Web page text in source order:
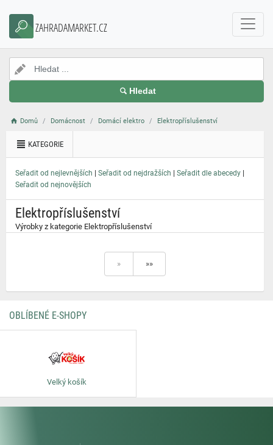
ZAHRADAMARKET.CZ
Hledat
Domů Domácnost Domácí elektro Elektropříslušenství
KATEGORIE
Seřadit od nejlevnějších | Seřadit od nejdražších | Seřadit dle abecedy |
Seřadit od nejnovějších
Elektropříslušenství
Výrobky z kategorie Elektropříslušenství
» »»
OBLÍBENÉ E-SHOPY
Velký košík